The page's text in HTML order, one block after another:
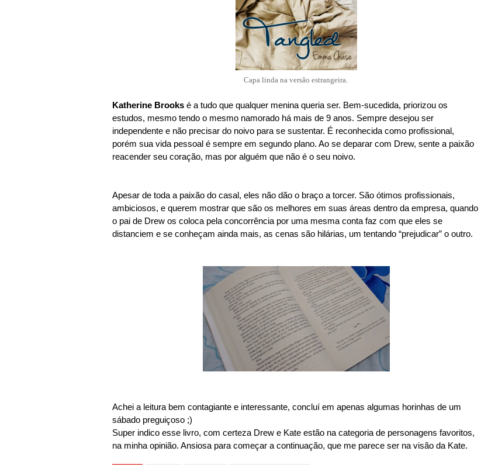
Capa linda na versão estrangeira.
Katherine Brooks é a tudo que qualquer menina queria ser. Bem-sucedida, priorizou os
estudos, mesmo tendo o mesmo namorado há mais de 9 anos. Sempre desejou ser
independente e não precisar do noivo para se sustentar. É reconhecida como profissional,
porém sua vida pessoal é sempre em segundo plano. Ao se deparar com Drew, sente a paixão
reacender seu coração, mas por alguém que não é o seu noivo.
Apesar de toda a paixão do casal, eles não dão o braço a torcer. São ótimos profissionais,
ambiciosos, e querem mostrar que são os melhores em suas áreas dentro da empresa, quando
o pai de Drew os coloca pela concorrência por uma mesma conta faz com que eles se
distanciem e se conheçam ainda mais, as cenas são hilárias, um tentando “prejudicar” o outro.
Achei a leitura bem contagiante e interessante, concluí em apenas algumas horinhas de um
sábado preguiçoso ;)
Super indico esse livro, com certeza Drew e Kate estão na categoria de personagens favoritos,
na minha opinião. Ansiosa para começar a continuação, que me parece ser na visão da Kate.